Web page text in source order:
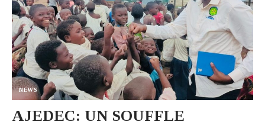
NEWS
AJEDEC: UN SOUFFLE